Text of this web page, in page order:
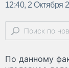
12:40, 2 Октября
По данному